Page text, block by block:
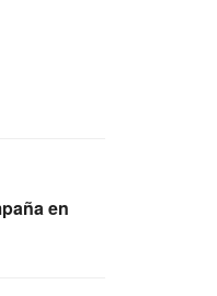
en